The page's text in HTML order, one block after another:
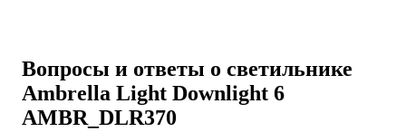
Вопросы и ответы о светильнике
Ambrella Light Downlight 6
AMBR_DLR370